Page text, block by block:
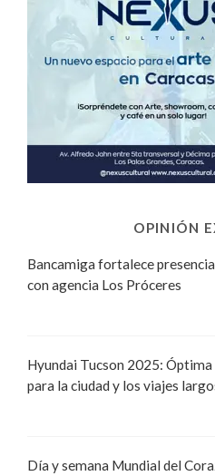
OPINIÓN
Bancamiga fortalece
con agencia Los Próceres
Hyundai Tucson 2025:
para la ciudad y los viajes
Día y semana Mundial del